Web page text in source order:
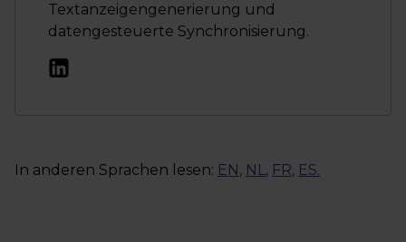
Textanzeigengenerierung und
datengesteuerte Synchronisierung.
In anderen Sprachen lesen: EN, NL, FR, ES.